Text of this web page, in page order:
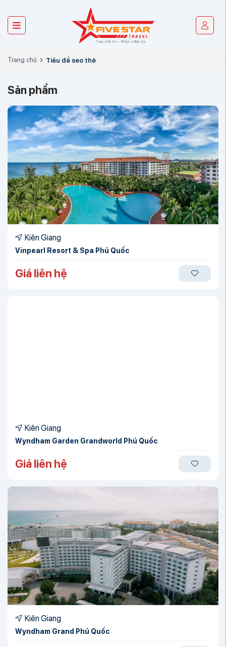
Trang chủ Tiêu đề seo thẻ
Sản phẩm
Kiên Giang
Vinpearl Resort & Spa Phú Quốc
Giá liên hệ
Kiên Giang
Wyndham Garden Grandworld Phú Quốc
Giá liên hệ
Kiên Giang
Wyndham Grand Phú Quốc